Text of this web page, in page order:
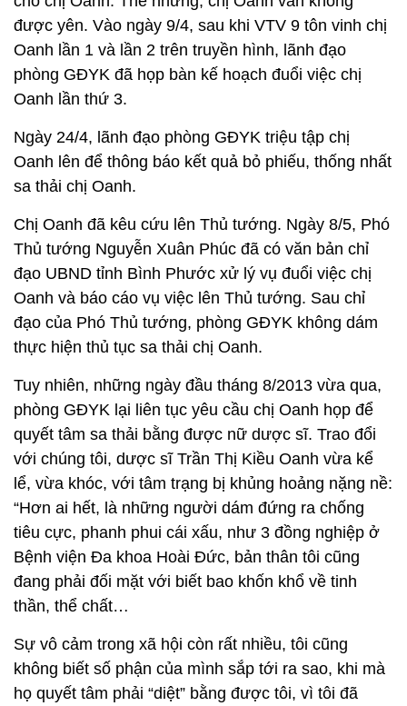
được yên. Vào ngày 9/4, sau khi VTV 9 tôn vinh chị
Oanh lần 1 và lần 2 trên truyền hình, lãnh đạo
phòng GĐYK đã họp bàn kế hoạch đuổi việc chị
Oanh lần thứ 3.
Ngày 24/4, lãnh đạo phòng GĐYK triệu tập chị
Oanh lên để thông báo kết quả bỏ phiếu, thống nhất
sa thải chị Oanh.
Chị Oanh đã kêu cứu lên Thủ tướng. Ngày 8/5, Phó
Thủ tướng Nguyễn Xuân Phúc đã có văn bản chỉ
đạo UBND tỉnh Bình Phước xử lý vụ đuổi việc chị
Oanh và báo cáo vụ việc lên Thủ tướng. Sau chỉ
đạo của Phó Thủ tướng, phòng GĐYK không dám
thực hiện thủ tục sa thải chị Oanh.
Tuy nhiên, những ngày đầu tháng 8/2013 vừa qua,
phòng GĐYK lại liên tục yêu cầu chị Oanh họp để
quyết tâm sa thải bằng được nữ dược sĩ. Trao đổi
với chúng tôi, dược sĩ Trần Thị Kiều Oanh vừa kể
lể, vừa khóc, với tâm trạng bị khủng hoảng nặng nề:
“Hơn ai hết, là những người dám đứng ra chống
tiêu cực, phanh phui cái xấu, như 3 đồng nghiệp ở
Bệnh viện Đa khoa Hoài Đức, bản thân tôi cũng
đang phải đối mặt với biết bao khốn khổ về tinh
thần, thể chất…
Sự vô cảm trong xã hội còn rất nhiều, tôi cũng
không biết số phận của mình sắp tới ra sao, khi mà
họ quyết tâm phải “diệt” bằng được tôi, vì tôi đã